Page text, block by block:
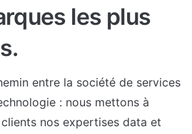
les plus
entre la société de services
: nous mettons à
nos expertises data et